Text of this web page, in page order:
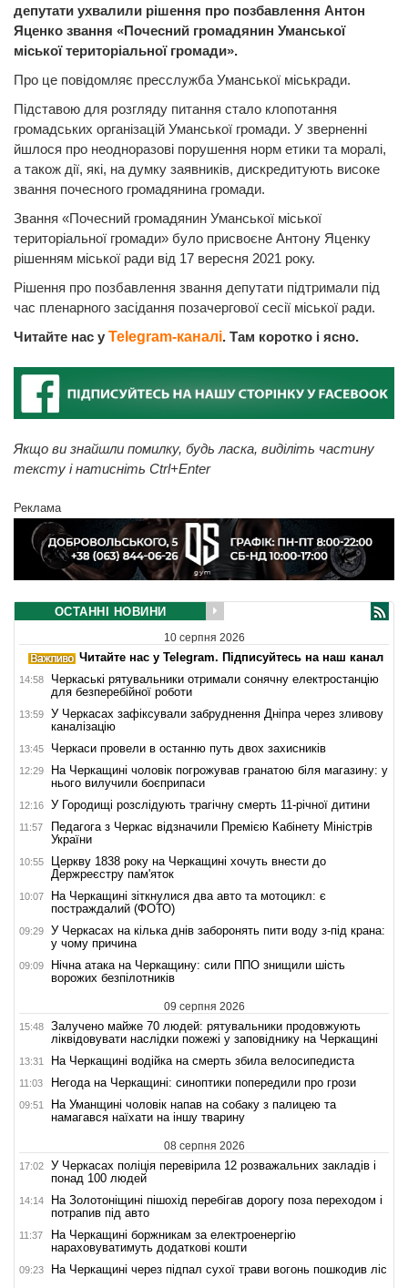
депутати ухвалили рішення про позбавлення Антон
Яценко звання «Почесний громадянин Уманської
міської територіальної громади».
Про це повідомляє пресслужба Уманської міськради.
Підставою для розгляду питання стало клопотання
громадських організацій Уманської громади. У зверненні
йшлося про неодноразові порушення норм етики та моралі,
а також дії, які, на думку заявників, дискредитують високе
звання почесного громадянина громади.
Звання «Почесний громадянин Уманської міської
територіальної громади» було присвоєне Антону Яценку
рішенням міської ради від 17 вересня 2021 року.
Рішення про позбавлення звання депутати підтримали під
час пленарного засідання позачергової сесії міської ради.
Читайте нас у Telegram-каналі. Там коротко і ясно.
Якщо ви знайшли помилку, будь ласка, виділіть частину
тексту і натисніть Ctrl+Enter
Реклама
ОСТАННІ НОВИНИ
10 серпня 2026
Читайте нас у Telegram. Підписуйтесь на наш канал
14:58
Черкаські рятувальники отримали сонячну електростанцію
для безперебійної роботи
13:59
У Черкасах зафіксували забруднення Дніпра через зливову
каналізацію
13:45 Черкаси провели в останню путь двох захисників
12:29
На Черкащині чоловік погрожував гранатою біля магазину: у
нього вилучили боєприпаси
12:16 У Городищі розслідують трагічну смерть 11-річної дитини
11:57
Педагога з Черкас відзначили Премією Кабінету Міністрів
України
10:55
Церкву 1838 року на Черкащині хочуть внести до
Держреєстру пам'яток
10:07
На Черкащині зіткнулися два авто та мотоцикл: є
постраждалий (ФОТО)
09:29
У Черкасах на кілька днів заборонять пити воду з-під крана:
у чому причина
09:09
Нічна атака на Черкащину: сили ППО знищили шість
ворожих безпілотників
09 серпня 2026
15:48
Залучено майже 70 людей: рятувальники продовжують
ліквідовувати наслідки пожежі у заповіднику на Черкащині
13:31 На Черкащині водійка на смерть збила велосипедиста
11:03 Негода на Черкащині: синоптики попередили про грози
09:51
На Уманщині чоловік напав на собаку з палицею та
намагався наїхати на іншу тварину
08 серпня 2026
17:02
У Черкасах поліція перевірила 12 розважальних закладів і
понад 100 людей
14:14
На Золотоніщині пішохід перебігав дорогу поза переходом і
потрапив під авто
11:37
На Черкащині боржникам за електроенергію
нараховуватимуть додаткові кошти
09:23 На Черкащині через підпал сухої трави вогонь пошкодив ліс